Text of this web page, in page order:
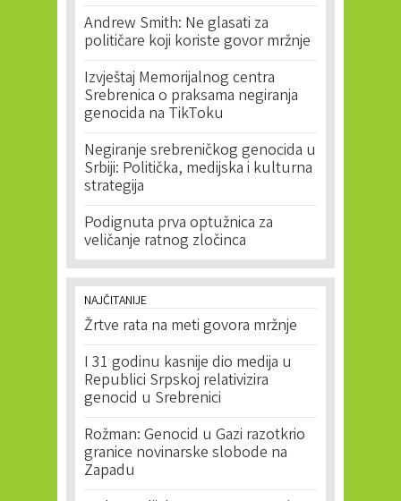
Andrew Smith: Ne glasati za
političare koji koriste govor mržnje
Izvještaj Memorijalnog centra
Srebrenica o praksama negiranja
genocida na TikToku
Negiranje srebreničkog genocida u
Srbiji: Politička, medijska i kulturna
strategija
Podignuta prva optužnica za
veličanje ratnog zločinca
NAJČITANIJE
Žrtve rata na meti govora mržnje
I 31 godinu kasnije dio medija u
Republici Srpskoj relativizira
genocid u Srebrenici
Rožman: Genocid u Gazi razotkrio
granice novinarske slobode na
Zapadu